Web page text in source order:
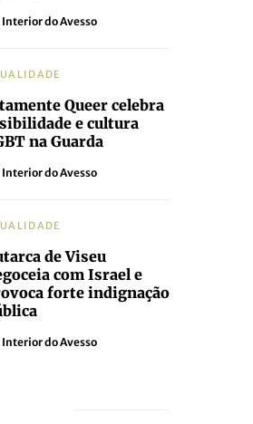
Interior do Avesso
Queer celebra
e cultura
na Guarda
Interior do Avesso
de Viseu
com Israel e
forte indignação
Interior do Avesso